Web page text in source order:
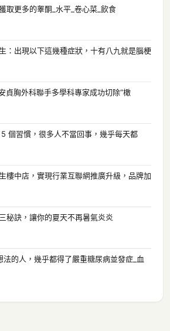
取更多的睾酮_水平_卷心菜_飲食
：出現以下這幾種症狀，十有八九就是腦梗
貞胸外科聯手多學科專家成功切除“橄
個習慣，很多人不當回事，幾乎每天都
樓中店，實現行業互聯網推廣升級，品牌加
秘訣，讓你的夏天不再暑氣炎炎
法的人，幾乎都得了嚴重糖尿病並發症_血